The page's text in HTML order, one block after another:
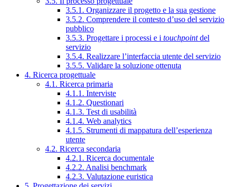
3.5.1. Organizzare il progetto e la sua gestione
3.5.2. Comprendere il contesto d’uso del servizio
pubblico
3.5.3. Progettare i processi e i touchpointdel
servizio
3.5.4. Realizzare l’interfaccia utente del servizio
3.5.5. Validare la soluzione ottenuta
4. Ricerca progettuale
4.1. Ricerca primaria
4.1.1. Interviste
4.1.2. Questionari
4.1.3. Test di usabilità
4.1.4. Web analytics
4.1.5. Strumenti di mappatura dell’esperienza
utente
4.2. Ricerca secondaria
4.2.1. Ricerca documentale
4.2.2. Analisi benchmark
4.2.3. Valutazione euristica